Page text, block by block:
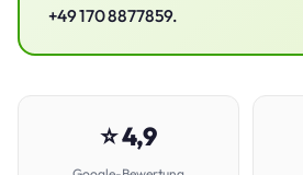
+49 170 8877859.
⭐ 4,9